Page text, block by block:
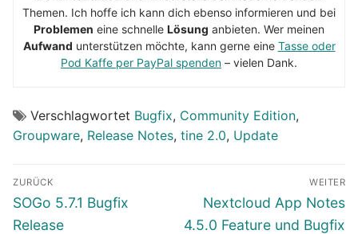
Themen. Ich hoffe ich kann dich ebenso informieren und bei
Problemen eine schnelle Lösung anbieten. Wer meinen
Aufwand unterstützen möchte, kann gerne eine Tasse oder
Pod Kaffe per PayPal spenden – vielen Dank.
Verschlagwortet Bugfix, Community Edition,
Groupware, Release Notes, tine 2.0, Update
Beitragsnavigation
ZURÜCK
Vorheriger
Beitrag:
SOGo 5.7.1 Bugfix
Release
WEITER
Nächster
Beitrag:
Nextcloud App Notes
4.5.0 Feature und Bugfix